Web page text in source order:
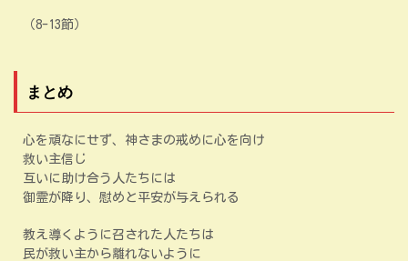
（8-13節）
まとめ
心を頑なにせず、神さまの戒めに心を向け
救い主信じ
互いに助け合う人たちには
御霊が降り、慰めと平安が与えられる
教え導くように召された人たちは
民が救い主から離れないように